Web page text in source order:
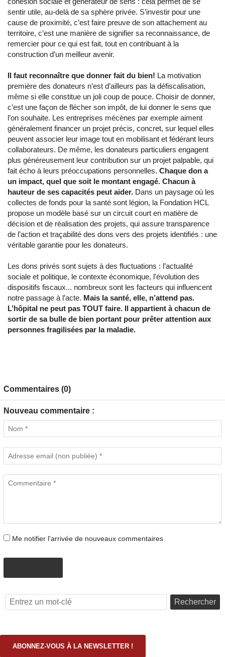
sentir utile, au-delà de sa sphère privée. S’investir pour une
cause de proximité, c’est faire preuve de son attachement au
territoire, c’est une manière de signifier sa reconnaissance, de
remercier pour ce qui est fait, tout en contribuant à la
construction d’un meilleur avenir.
Il faut reconnaître que donner fait du bien! La motivation
première des donateurs n’est d’ailleurs pas la défiscalisation,
même si elle constitue un joli coup de pouce. Choisir de donner,
c’est une façon de flécher son impôt, de lui donner le sens que
l’on souhaite. Les entreprises mécènes par exemple aiment
généralement financer un projet précis, concret, sur lequel elles
peuvent associer leur image tout en mobilisant et fédérant leurs
collaborateurs. De même, les donateurs particuliers engagent
plus généreusement leur contribution sur un projet palpable, qui
fait écho à leurs préoccupations personnelles. Chaque don a
un impact, quel que soit le montant engagé. Chacun à
hauteur de ses capacités peut aider. Dans un paysage où les
collectes de fonds pour la santé sont légion, la Fondation HCL
propose un modèle basé sur un circuit court en matière de
décision et de réalisation des projets, qui assure transparence
de l’action et traçabilité des dons vers des projets identifiés : une
véritable garantie pour les donateurs.
Les dons privés sont sujets à des fluctuations : l’actualité
sociale et politique, le contexte économique, l’évolution des
dispositifs fiscaux... nombreux sont les facteurs qui influencent
notre passage à l’acte. Mais la santé, elle, n’attend pas.
L’hôpital ne peut pas TOUT faire. Il appartient à chacun de
sortir de sa bulle de bien portant pour prêter attention aux
personnes fragilisées par la maladie.
Commentaires (0)
Nouveau commentaire :
Me notifier l'arrivée de nouveaux commentaires
Rechercher
ABONNEZ-VOUS À LA NEWSLETTER !